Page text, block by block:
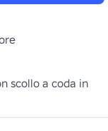
scollo a coda in